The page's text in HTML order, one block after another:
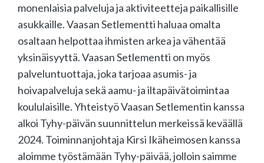
monenlaisia palveluja ja aktiviteetteja paikallisille
asukkaille. Vaasan Setlementti haluaa omalta
osaltaan helpottaa ihmisten arkea ja vähentää
yksinäisyyttä. Vaasan Setlementti on myös
palveluntuottaja, joka tarjoaa asumis- ja
hoivapalveluja sekä aamu- ja iltapäivätoimintaa
koululaisille. Yhteistyö Vaasan Setlementin kanssa
alkoi Tyhy-päivän suunnittelun merkeissä keväällä
2024. Toiminnanjohtaja Kirsi Ikäheimosen kanssa
aloimme työstämään Tyhy-päivää, jolloin saimme